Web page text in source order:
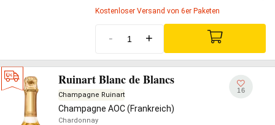
Kostenloser Versand von 6er Paketen
- +
Ruinart Blanc de Blancs
Champagne Ruinart
Champagne AOC (Frankreich)
Chardonnay
16